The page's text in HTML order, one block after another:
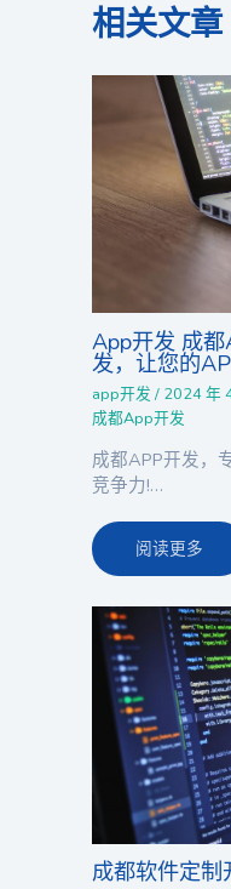
相关文章
App开发 成
发，让您的
app开发 / 2024 年
成都App开发
成都APP开发，
竞争力!…
阅读更多
成都软件定